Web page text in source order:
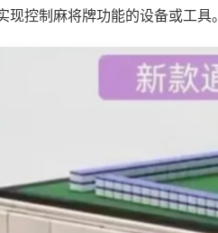
现控制麻将牌功能的设备或工具。